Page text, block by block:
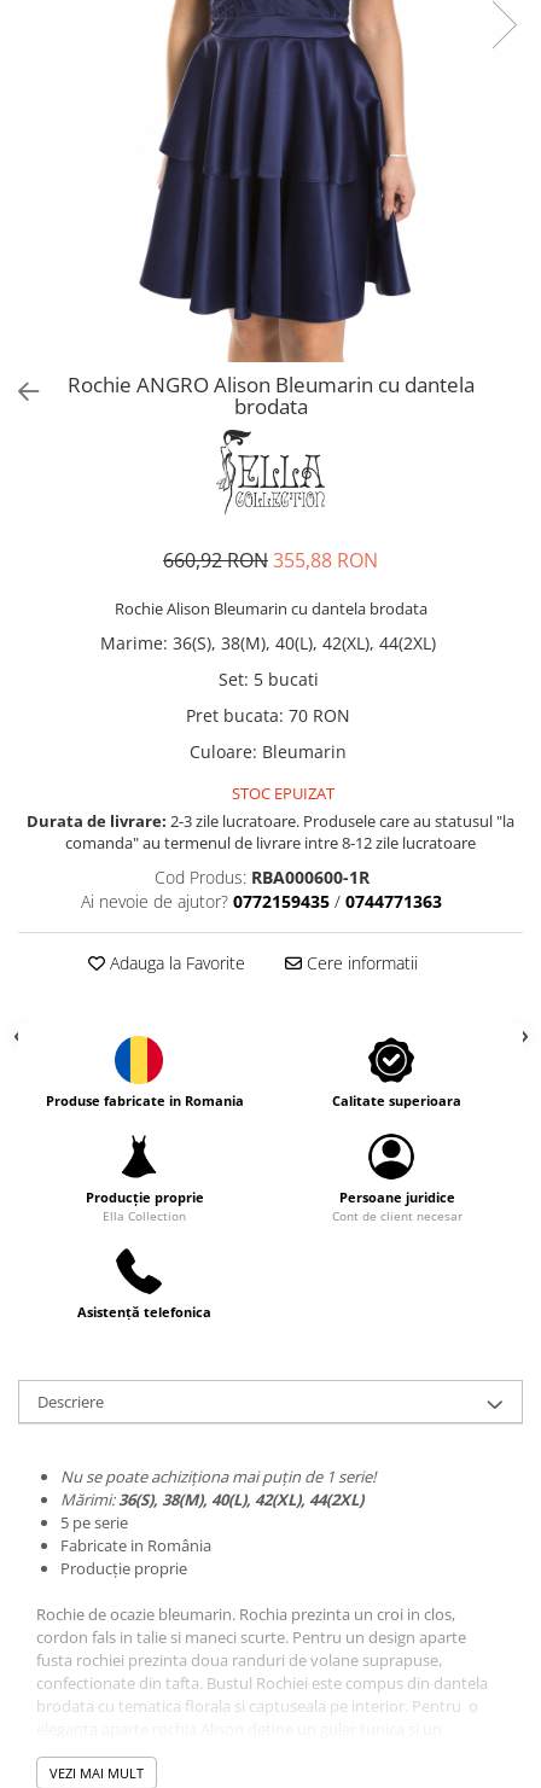
Rochie ANGRO Alison Bleumarin cu dantela
brodata
660,92 RON355,88 RON
Rochie Alison Bleumarin cu dantela brodata
Marime: 36(S), 38(M), 40(L), 42(XL), 44(2XL)
Set: 5 bucati
Pret bucata: 70 RON
Culoare: Bleumarin
STOC EPUIZAT
Durata de livrare: 2-3 zile lucratoare. Produsele care au statusul "la
comanda" au termenul de livrare intre 8-12 zile lucratoare
Cod Produs: RBA000600-1R
Ai nevoie de ajutor? 0772159435 / 0744771363
Adauga la Favorite Cere informatii
Produse fabricate in Romania Calitate superioara
Producție proprie
Ella Collection
Persoane juridice
Cont de client necesar
Asistență telefonica
Descriere
Nu se poate achiziționa mai puțin de 1 serie!
Mărimi:36(S), 38(M), 40(L), 42(XL), 44(2XL)
5 pe serie
Fabricate in România
Producție proprie
Rochie de ocazie bleumarin. Rochia prezinta un croi in clos,
cordon fals in talie si maneci scurte. Pentru un design aparte
fusta rochiei prezinta doua randuri de volane suprapuse,
confectionate din tafta. Bustul Rochiei este compus din dantela
brodata cu tematica florala si captuseala pe interior. Pentru o
decolteu in forma de "V".
Rochie de ocazie bleumarin;
VEZI MAI MULT